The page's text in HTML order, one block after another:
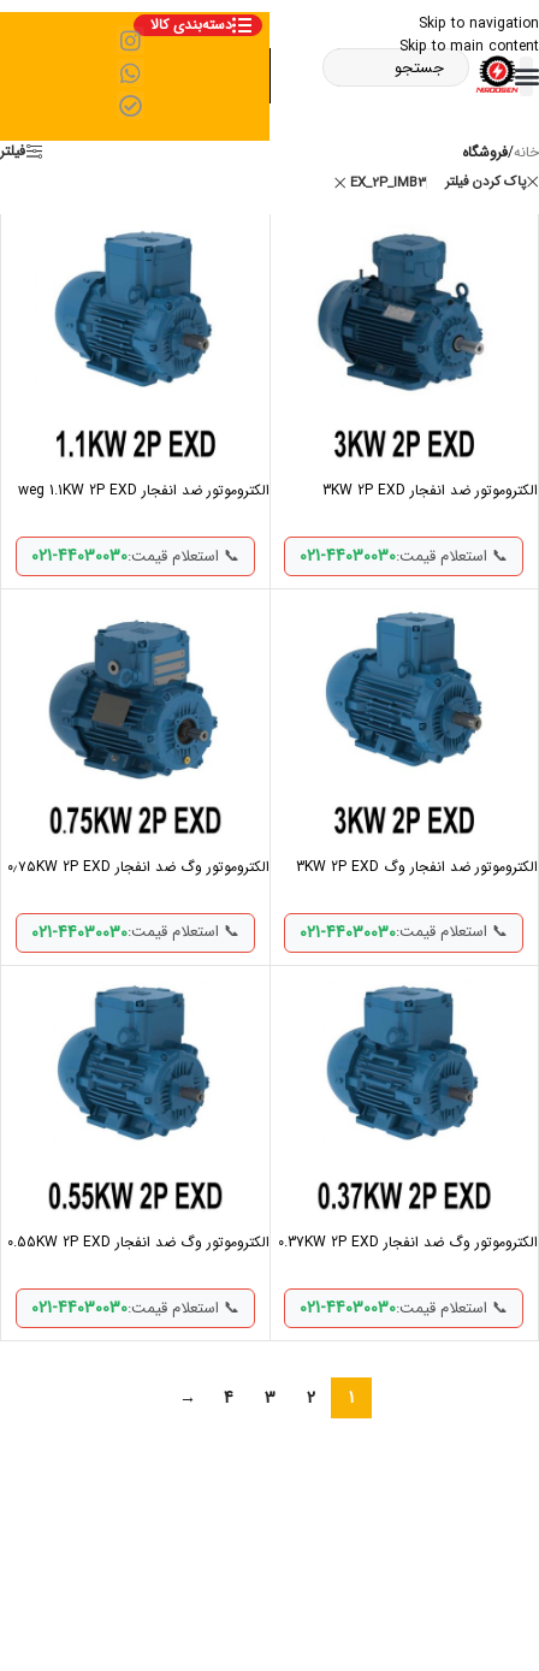
Skip to navigation
Skip to main content
دسته‌بندی کالا
خانه/فروشگاه فیلتر
پاک کردن فیلتر EX_2P_IMB3
الکتروموتور ضد انفجار 3KW 2P EXD
📞 استعلام قیمت:021-44030030
الکتروموتور ضد انفجار weg 1.1KW 2P EXD
📞 استعلام قیمت:021-44030030
الکتروموتور ضد انفجار وگ 3KW 2P EXD
📞 استعلام قیمت:021-44030030
الکتروموتور وگ ضد انفجار ۰٫۷۵KW 2P EXD
📞 استعلام قیمت:021-44030030
الکتروموتور وگ ضد انفجار 0.37KW 2P EXD
📞 استعلام قیمت:021-44030030
الکتروموتور وگ ضد انفجار 0.55KW 2P EXD
📞 استعلام قیمت:021-44030030
1
2
3
4
→